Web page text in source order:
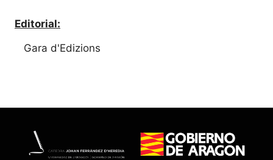
Editorial:
Gara d'Edizions